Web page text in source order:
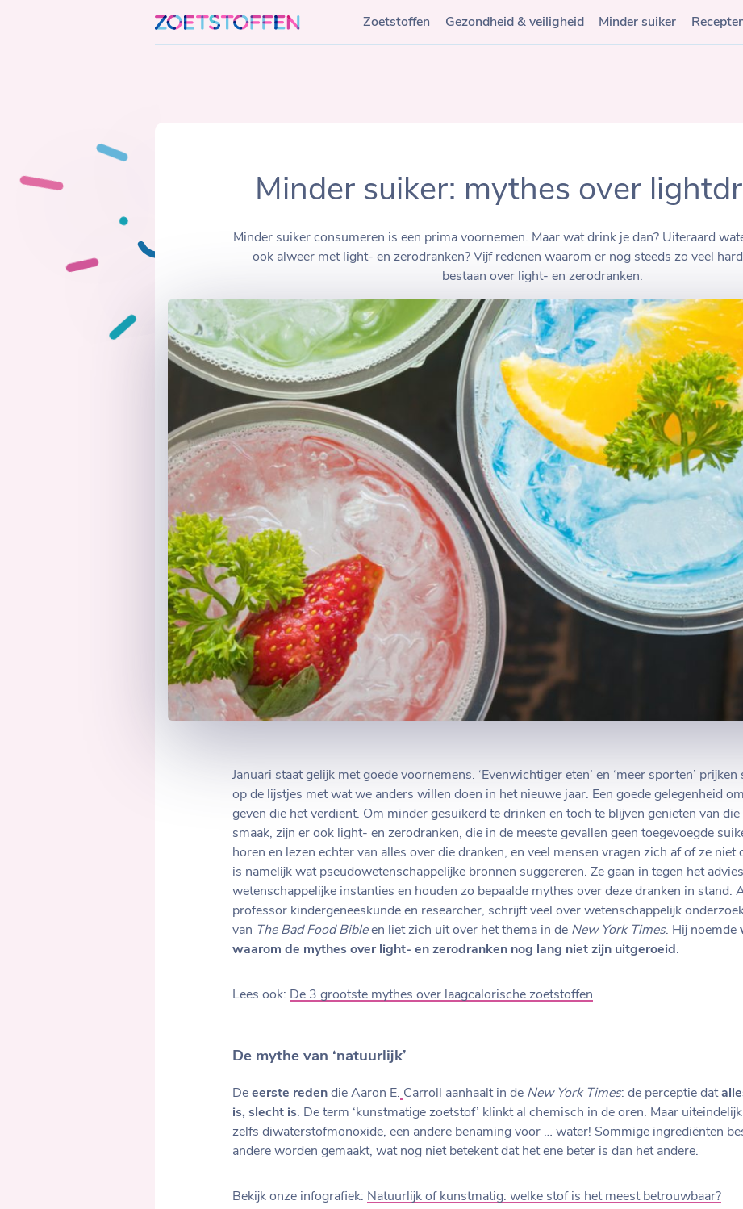
to
content
Zoetstoffen Gezondheid & veiligheid Minder suiker
Minder suiker: mythes over
Minder suiker consumeren is een prima voornemen. Maar wat drink je dan? Uiteraard
ook alweer met light- en zerodranken? Vijf redenen waarom er nog steeds zo veel
bestaan over light- en zerodranken.
Januari staat gelijk met goede voornemens. ‘Evenwichtiger eten’ en ‘meer sporten’ prijken
op de lijstjes met wat we anders willen doen in het nieuwe jaar. Een goede gelegenheid
geven die het verdient. Om minder gesuikerd te drinken en toch te blijven genieten van die
smaak, zijn er ook light- en zerodranken, die in de meeste gevallen geen toegevoegde
horen en lezen echter van alles over die dranken, en veel mensen vragen zich af of ze niet
is namelijk wat pseudowetenschappelijke bronnen suggereren. Ze gaan in tegen het
wetenschappelijke instanties en houden zo bepaalde mythes over deze dranken in stand.
professor kindergeneeskunde en researcher, schrijft veel over wetenschappelijk
van The Bad Food Bibleen liet zich uit over het thema in de New York Times. Hij noemde
waarom de mythes over light- en zerodranken nog lang niet zijn uitgeroeid .
Lees ook: De 3 grootste mythes over laagcalorische zoetstoffen
De mythe van ‘natuurlijk’
De eerste reden die Aaron E. Carroll aanhaalt in de New York Times: de perceptie dat
is, slecht is. De term ‘kunstmatige zoetstof’ klinkt al chemisch in de oren. Maar
zelfs diwaterstofmonoxide, een andere benaming voor … water! Sommige ingrediënten
andere worden gemaakt, wat nog niet betekent dat het ene beter is dan het andere.
Bekijk onze infografiek: Natuurlijk of kunstmatig: welke stof is het meest betrouwbaar?